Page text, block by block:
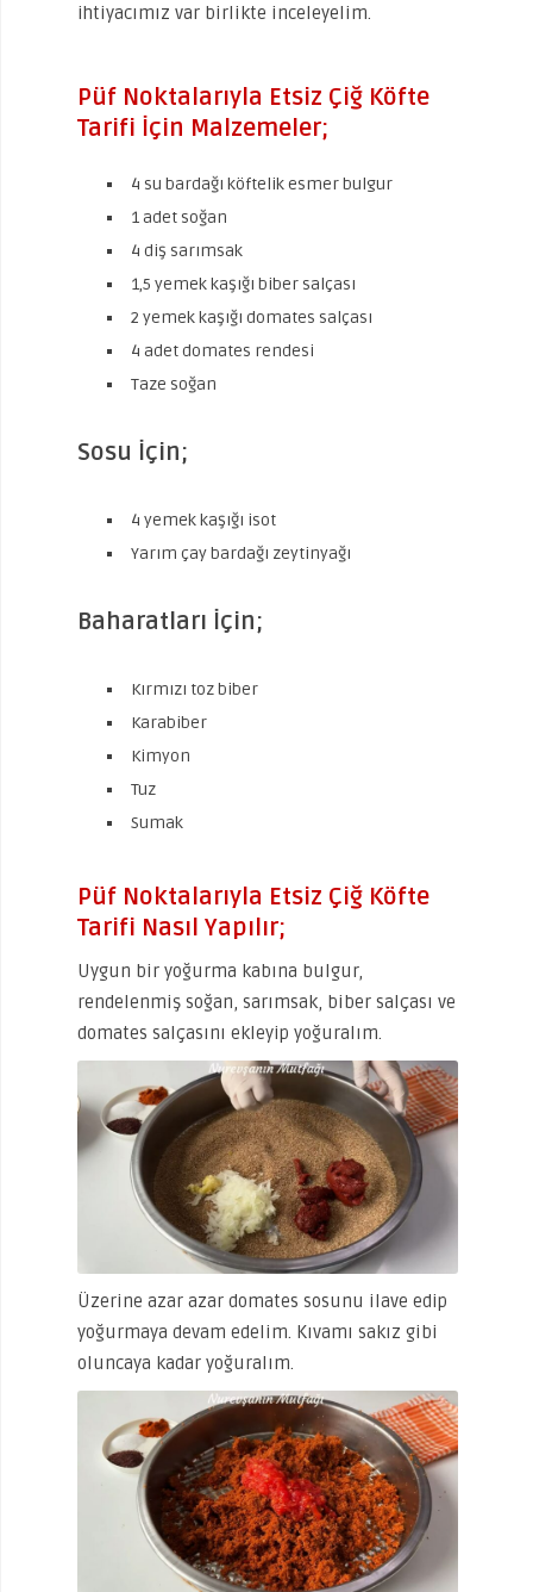
ihtiyacımız var birlikte inceleyelim.
Püf Noktalarıyla Etsiz Çiğ Köfte
Tarifi İçin Malzemeler;
4 su bardağı köftelik esmer bulgur
1 adet soğan
4 diş sarımsak
1,5 yemek kaşığı biber salçası
2 yemek kaşığı domates salçası
4 adet domates rendesi
Taze soğan
Sosu İçin;
4 yemek kaşığı isot
Yarım çay bardağı zeytinyağı
Baharatları İçin;
Kırmızı toz biber
Karabiber
Kimyon
Tuz
Sumak
Püf Noktalarıyla Etsiz Çiğ Köfte
Tarifi Nasıl Yapılır;
Uygun bir yoğurma kabına bulgur,
rendelenmiş soğan, sarımsak, biber salçası ve
domates salçasını ekleyip yoğuralım.
Üzerine azar azar domates sosunu ilave edip
yoğurmaya devam edelim. Kıvamı sakız gibi
oluncaya kadar yoğuralım.